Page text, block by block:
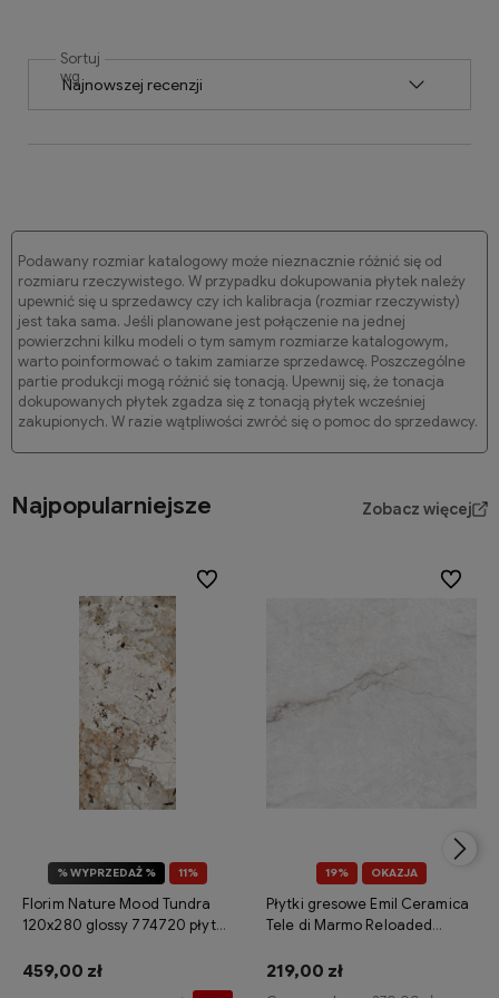
Sortuj
wg
Podawany rozmiar katalogowy może nieznacznie różnić się od
rozmiaru rzeczywistego. W przypadku dokupowania płytek należy
upewnić się u sprzedawcy czy ich kalibracja (rozmiar rzeczywisty)
jest taka sama. Jeśli planowane jest połączenie na jednej
powierzchni kilku modeli o tym samym rozmiarze katalogowym,
warto poinformować o takim zamiarze sprzedawcę. Poszczególne
partie produkcji mogą różnić się tonacją. Upewnij się, że tonacja
dokupowanych płytek zgadza się z tonacją płytek wcześniej
zakupionych. W razie wątpliwości zwróć się o pomoc do sprzedawcy.
Najpopularniejsze Zobacz więcej
11%
OKAZJA
% WYPRZEDAŻ %
Florim Nature Mood Tundra
120x280 glossy 774720 płytka
459,00 zł
Do ulubionych
19% OKAZJA
Płytki gresowe Emil Ceramica
Tele di Marmo Reloaded
219,00 zł
Do